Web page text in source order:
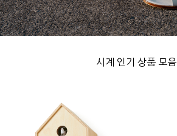
시계 인기 상품 모음